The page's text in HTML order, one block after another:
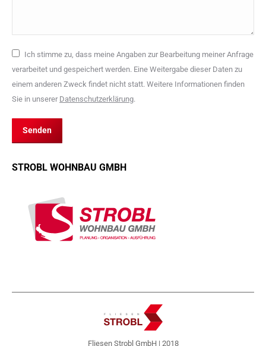
Ich stimme zu, dass meine Angaben zur Bearbeitung meiner Anfrage
verarbeitet und gespeichert werden. Eine Weitergabe dieser Daten zu
einem anderen Zweck findet nicht statt. Weitere Informationen finden
Sie in unserer Daten­schutz­erklärung.
Senden
STROBL WOHNBAU GMBH
Fliesen Strobl GmbH | 2018